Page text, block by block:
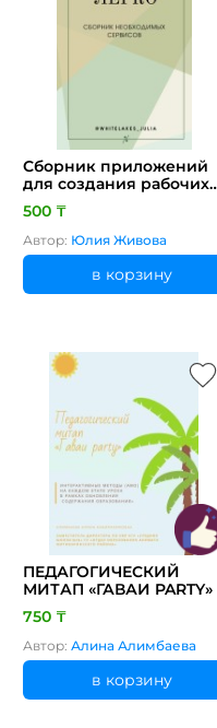
Сборник приложений
для создания рабочих
листов и тетрадей
[CLONE]
500 ₸
Автор: Юлия Живова
в корзину
ПЕДАГОГИЧЕСКИЙ
МИТАП «ГАВАИ PARTY»
750 ₸
Автор: Алина Алимбаева
в корзину